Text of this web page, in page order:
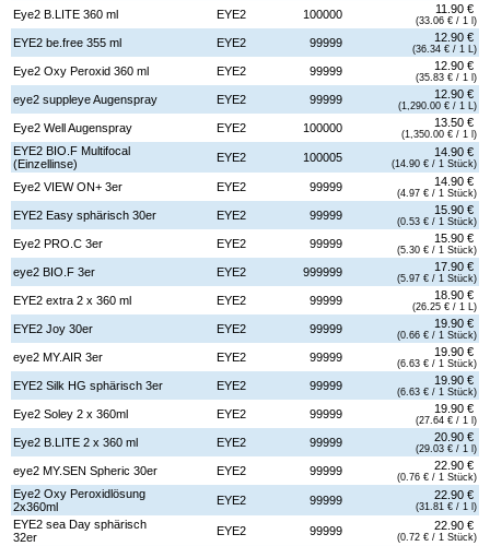
Eye2 B.LITE 360 ml EYE2 100000 11.90 €
(33.06 € / 1 l)
EYE2 be.free 355 ml EYE2 99999 12.90 €
(36.34 € / 1 L)
Eye2 Oxy Peroxid 360 ml EYE2 99999 12.90 €
(35.83 € / 1 l)
eye2 suppleye Augenspray EYE2 99999 12.90 €
(1,290.00 € / 1 L)
Eye2 Well Augenspray EYE2 100000 13.50 €
(1,350.00 € / 1 l)
EYE2 BIO.F Multifocal
(Einzellinse)
EYE2 100005 14.90 €
(14.90 € / 1 Stück)
Eye2 VIEW ON+ 3er EYE2 99999 14.90 €
(4.97 € / 1 Stück)
EYE2 Easy sphärisch 30er EYE2 99999 15.90 €
(0.53 € / 1 Stück)
Eye2 PRO.C 3er EYE2 99999 15.90 €
(5.30 € / 1 Stück)
eye2 BIO.F 3er EYE2 999999 17.90 €
(5.97 € / 1 Stück)
EYE2 extra 2 x 360 ml EYE2 99999 18.90 €
(26.25 € / 1 L)
EYE2 Joy 30er EYE2 99999 19.90 €
(0.66 € / 1 Stück)
eye2 MY.AIR 3er EYE2 99999 19.90 €
(6.63 € / 1 Stück)
EYE2 Silk HG sphärisch 3er EYE2 99999 19.90 €
(6.63 € / 1 Stück)
Eye2 Soley 2 x 360ml EYE2 99999 19.90 €
(27.64 € / 1 l)
Eye2 B.LITE 2 x 360 ml EYE2 99999 20.90 €
(29.03 € / 1 l)
eye2 MY.SEN Spheric 30er EYE2 99999 22.90 €
(0.76 € / 1 Stück)
Eye2 Oxy Peroxidlösung
2x360ml
EYE2 99999 22.90 €
(31.81 € / 1 l)
EYE2 sea Day sphärisch
32er
EYE2 99999 22.90 €
(0.72 € / 1 Stück)